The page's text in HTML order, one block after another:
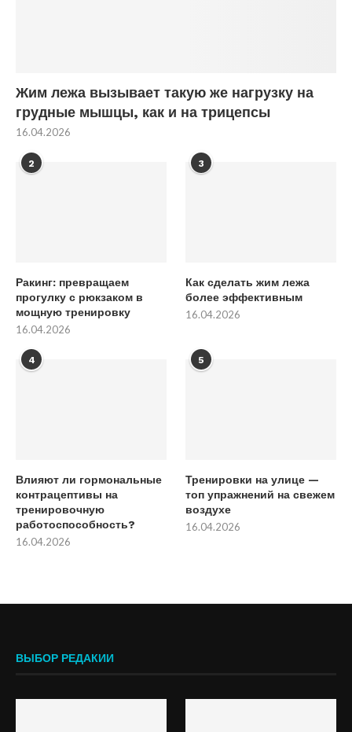
Жим лежа вызывает такую же нагрузку на
грудные мышцы, как и на трицепсы
16.04.2026
2
Ракинг: превращаем
прогулку с рюкзаком в
мощную тренировку
16.04.2026
3
Как сделать жим лежа
более эффективным
16.04.2026
4
Влияют ли гормональные
контрацептивы на
тренировочную
работоспособность?
16.04.2026
5
Тренировки на улице —
топ упражнений на свежем
воздухе
16.04.2026
ВЫБОР РЕДАКИИ